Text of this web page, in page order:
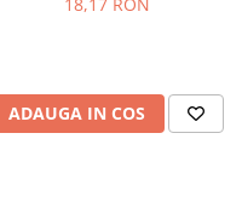
ADAUGA IN COS